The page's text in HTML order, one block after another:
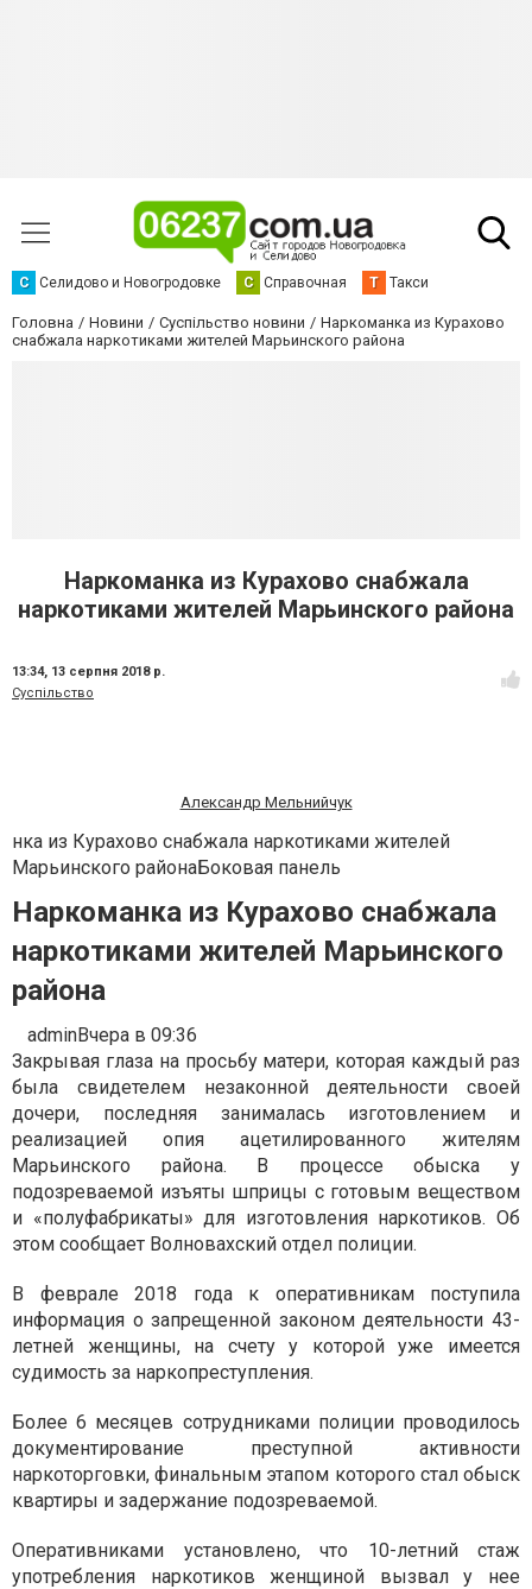
С Селидово и Новогродовке С Справочная Т Такси
Головна Новини Суспільство новини
Наркоманка из Курахово
снабжала наркотиками жителей Марьинского района
Наркоманка из Курахово снабжала
наркотиками жителей Марьинского района
13:34, 13 серпня 2018 р.
Суспільство
Александр Мельнийчук
нка из Курахово снабжала наркотиками жителей
Марьинского районаБоковая панель
Наркоманка из Курахово снабжала
наркотиками жителей Марьинского
района
adminВчера в 09:36
Закрывая глаза на просьбу матери, которая каждый раз
была свидетелем незаконной деятельности своей
дочери, последняя занималась изготовлением и
реализацией опия ацетилированного жителям
Марьинского района. В процессе обыска у
подозреваемой изъяты шприцы с готовым веществом
и «полуфабрикаты» для изготовления наркотиков. Об
этом сообщает Волновахский отдел полиции.
В феврале 2018 года к оперативникам поступила
информация о запрещенной законом деятельности 43-
летней женщины, на счету у которой уже имеется
судимость за наркопреступления.
Более 6 месяцев сотрудниками полиции проводилось
документирование преступной активности
наркоторговки, финальным этапом которого стал обыск
квартиры и задержание подозреваемой.
Оперативниками установлено, что 10-летний стаж
употребления наркотиков женщиной вызвал у нее